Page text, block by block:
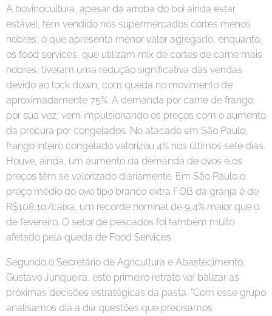
A bovinocultura, apesar da arroba do boi ainda estar
estável, tem vendido nos supermercados cortes menos
nobres, o que apresenta menor valor agregado, enquanto,
os food services, que utilizam mix de cortes de carne mais
nobres, tiveram uma redução significativa das vendas
devido ao lock down, com queda no movimento de
aproximadamente 75%. A demanda por carne de frango,
por sua vez, vem impulsionando os preços com o aumento
da procura por congelados. No atacado em São Paulo,
frango inteiro congelado valorizou 4% nos últimos sete dias.
Houve, ainda, um aumento da demanda de ovos e os
preços têm se valorizado diariamente. Em São Paulo o
preço médio do ovo tipo branco extra FOB da granja é de
R$108,10/caixa, um recorde nominal de 9,4% maior que o
de fevereiro. O setor de pescados foi também muito
afetado pela queda de Food Services.
Segundo o Secretário de Agricultura e Abastecimento,
Gustavo Junqueira, este primeiro retrato vai balizar as
próximas decisões estratégicas da pasta. "Com esse grupo
analisamos dia a dia questões que precisamos